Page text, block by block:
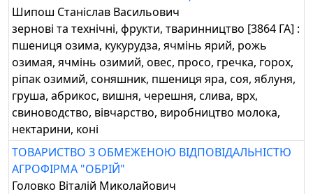
Шипош Станіслав Васильович
зернові та технічні, фрукти, тваринництво [3864 ГА] :
пшениця озима, кукурудза, ячмінь ярий, рожь
озимая, ячмінь озимий, овес, просо, гречка, горох,
ріпак озимий, соняшник, пшениця яра, соя, яблуня,
груша, абрикос, вишня, черешня, слива, врх,
свиноводство, вівчарство, виробництво молока,
нектарини, коні
ТОВАРИСТВО З ОБМЕЖЕНОЮ ВІДПОВІДАЛЬНІСТЮ
АГРОФІРМА "ОБРІЙ"
Головко Віталій Миколайович